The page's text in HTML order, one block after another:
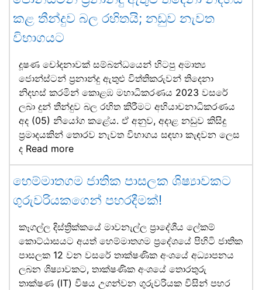
කළ තීන්දුව බල රහිතයි; නඩුව නැවත
විභාගයට
දූෂණ චෝදනාවක් සම්බන්ධයෙන් හිටපු අමාත්‍ය
ජොන්ස්ටන් ප්‍රනාන්දු ඇතුළු විත්තිකරුවන් තිදෙනා
නිදහස් කරමින් කොළඹ මහාධිකරණය 2023 වසරේ
ලබා දුන් තීන්දුව බල රහිත කිරීමට අභියාචනාධිකරණය
අද (05) නියෝග කළේය. ඒ අනුව, අදාළ නඩුව කිසිදු
ප්‍රමාදයකින් තොරව නැවත විභාගය සඳහා කැඳවන ලෙස
ද Read more
හෙම්මාතගම ජාතික පාසලක ශිෂ්‍යාවකට
ගුරුවරියකගෙන් පහරදීමක්!
කෑගල්ල දිස්ත්‍රික්කයේ මාවනැල්ල ප්‍රාදේශීය ලේකම්
කොට්ඨාසයට අයත් හෙම්මාතගම ප්‍රදේශයේ පිහිටි ජාතික
පාසලක 12 වන වසරේ තාක්ෂණික අංශයේ අධ්‍යාපනය
ලබන ශිෂ්‍යාවකට, තාක්ෂණික අංශයේ තොරතුරු
තාක්ෂණ (IT) විෂය උගන්වන ගුරුවරියක විසින් පහර